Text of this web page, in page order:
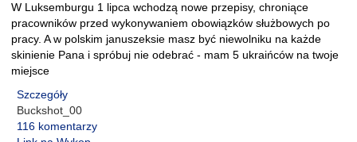
W Luksemburgu 1 lipca wchodzą nowe przepisy, chroniące
pracowników przed wykonywaniem obowiązków służbowych po
pracy. A w polskim januszeksie masz być niewolniku na każde
skinienie Pana i spróbuj nie odebrać - mam 5 ukraińców na twoje
miejsce
Szczegóły
Buckshot_00
116 komentarzy